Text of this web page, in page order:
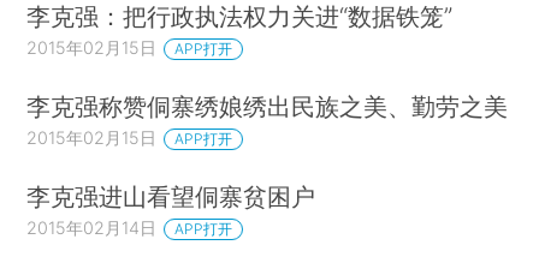
李克强：把行政执法权力关进“数据铁笼”
2015年02月15日 APP打开
李克强称赞侗寨绣娘绣出民族之美、勤劳之美
2015年02月15日 APP打开
李克强进山看望侗寨贫困户
2015年02月14日 APP打开